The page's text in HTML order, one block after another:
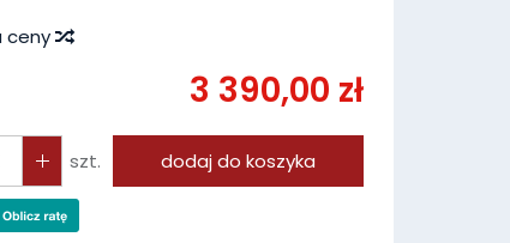
ceny
3 390,00 zł
szt. dodaj do koszyka